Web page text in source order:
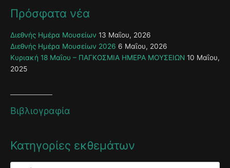
Πρόσφατα νέα
Διεθνής Ημέρα Μουσείων 13 Μαΐου, 2026
Διεθνής Ημέρα Μουσείων 2026 6 Μαΐου, 2026
Κυριακή 18 Μαΐου – ΠΑΓΚΟΣΜΙΑ ΗΜΕΡΑ ΜΟΥΣΕΙΩΝ 10 Μαΐου,
2025
Βιβλιογραφία
Κατηγορίες εκθεμάτων